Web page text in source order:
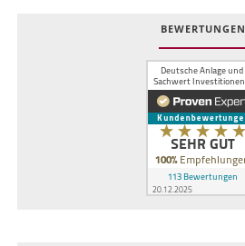
BEWERTUNGEN